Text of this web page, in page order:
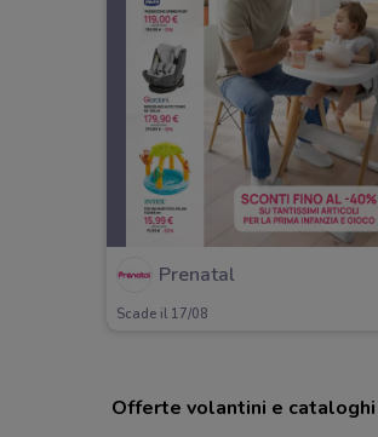
Prenatal
Scade il 17/08
Offerte volantini e